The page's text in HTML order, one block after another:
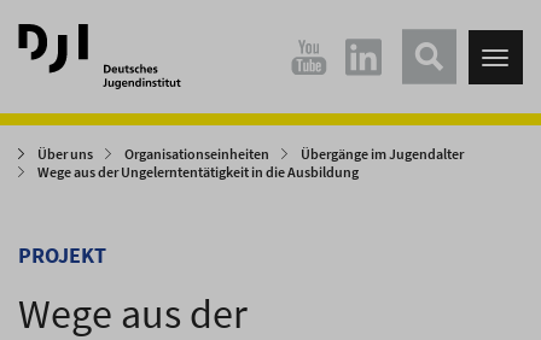
Direkt
zum
Hauptinhalt
Direkt
zum
Hauptmenü
Über uns Organisationseinheiten
Übergänge im Jugendalter
Wege aus der Ungelerntentätigkeit in die Ausbildung
PROJEKT
Wege aus der